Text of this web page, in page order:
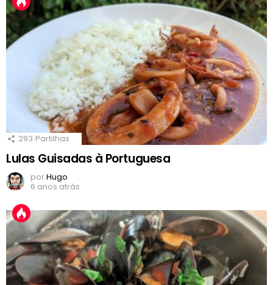
293 Partilhas
Lulas Guisadas à Portuguesa
porHugo
6 anos atrás